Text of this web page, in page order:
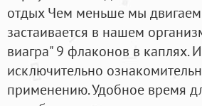
отдых Чем меньше мы
застаивается в нашем
виагра" 9 флаконов в каплях.
исключительно
применению. Удобное время